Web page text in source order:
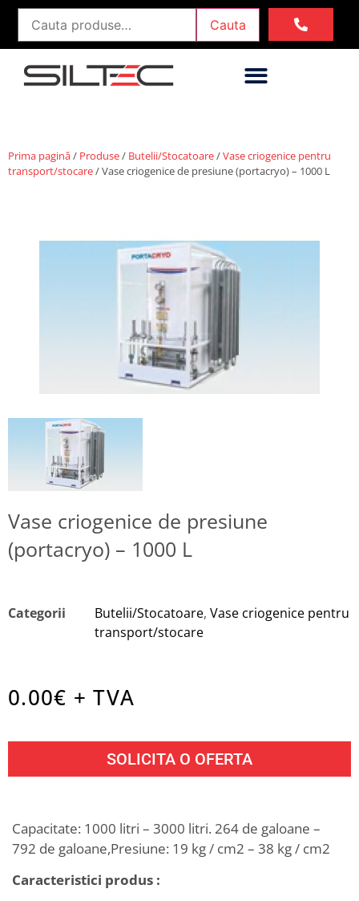
Cauta
Prima pagină/ Produse/ Butelii/Stocatoare/Vase criogenice pentru
transport/stocare/ Vase criogenice de presiune (portacryo) – 1000 L
Vase criogenice de presiune
(portacryo) – 1000 L
Categorii Butelii/Stocatoare, Vase criogenice pentru
transport/stocare
0.00€ + TVA
SOLICITA O OFERTA
Capacitate: 1000 litri – 3000 litri. 264 de galoane –
792 de galoane,Presiune: 19 kg / cm2 – 38 kg / cm2
Caracteristici produs :